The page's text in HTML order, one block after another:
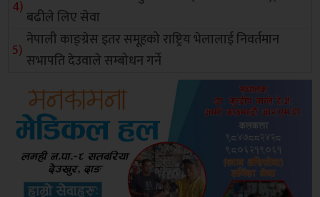
बढीले लिए सेवा
नेपाली काङ्ग्रेस इतर समूहको राष्ट्रिय भेलालाई निवर्तमान
सभापति देउवाले सम्बोधन गर्ने